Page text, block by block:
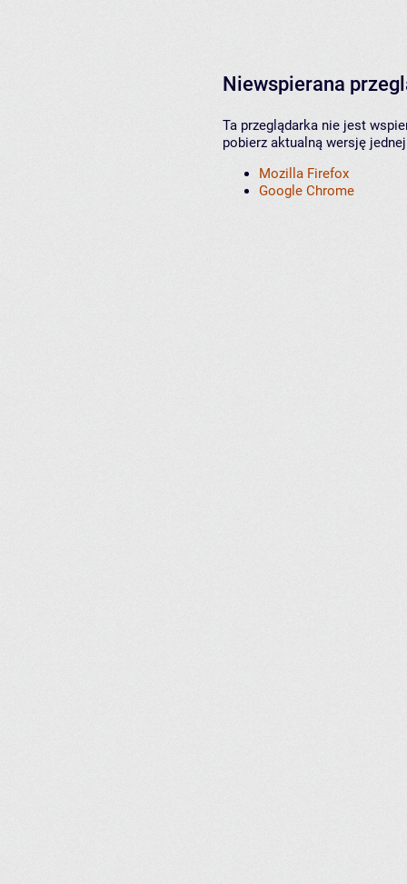
Niewspierana
Ta przeglądarka nie jest
pobierz aktualną wersję
Mozilla Firefox
Google Chrome